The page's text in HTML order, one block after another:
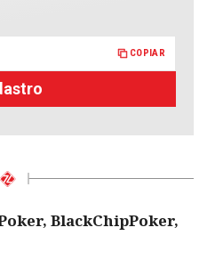
COPIAR
BlackChipPoker,